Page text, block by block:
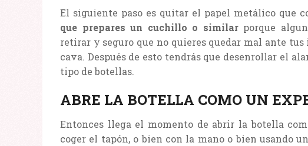
El siguiente paso es quitar el papel metálico que
que prepares un cuchillo o similarporque
retirar y seguro que no quieres quedar mal ante
cava. Después de esto tendrás que desenrollar el
tipo de botellas.
ABRE LA BOTELLA COMO UN
Entonces llega el momento de abrir la botella
coger el tapón, o bien con la mano o bien usando